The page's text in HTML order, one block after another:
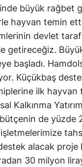
büyük rağbet
hayvan temin
devlet
getireceğiz.
başladı.
Küçükbaş
ilk hayvan
Kalkınma
bütçenin de
alacak proje
30 milyon